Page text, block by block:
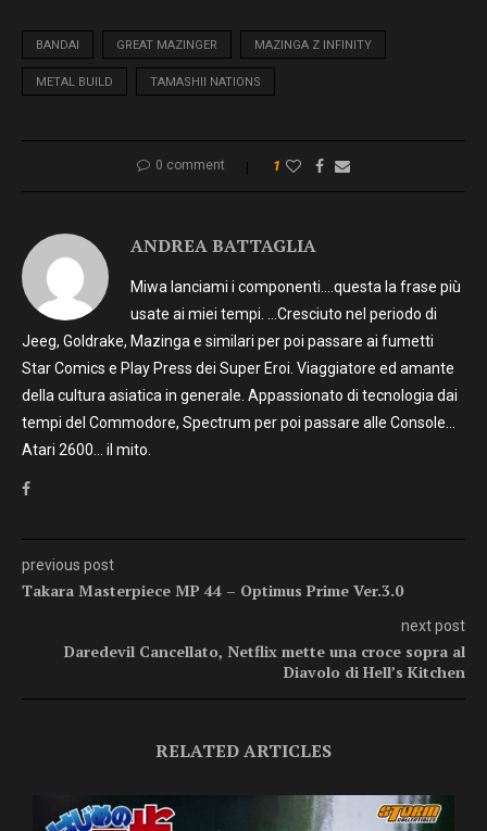
BANDAI GREAT MAZINGER MAZINGA Z INFINITY
METAL BUILD TAMASHII NATIONS
0 comment 1
ANDREA BATTAGLIA
Miwa lanciami i componenti….questa la frase più
usate ai miei tempi. …Cresciuto nel periodo di
Jeeg, Goldrake, Mazinga e similari per poi passare ai fumetti
Star Comics e Play Press dei Super Eroi. Viaggiatore ed amante
della cultura asiatica in generale. Appassionato di tecnologia dai
tempi del Commodore, Spectrum per poi passare alle Console…
Atari 2600… il mito.
previous post
Takara Masterpiece MP 44 – Optimus Prime Ver.3.0
next post
Daredevil Cancellato, Netflix mette una croce sopra al
Diavolo di Hell’s Kitchen
RELATED ARTICLES